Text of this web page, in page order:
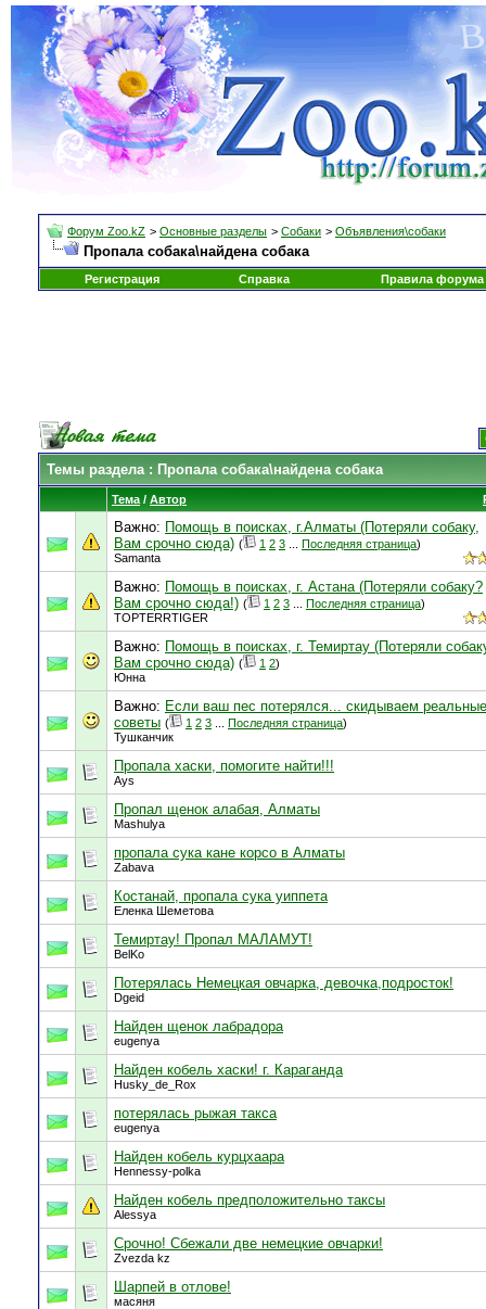
Форум Zoo.kZ > Основные разделы > Собаки > Объявления\собаки
Пропала собака\найдена собака
Регистрация Справка Правила форума
Темы раздела: Пропала собака\найдена собака
Тема / Автор
Важно: Помощь в поисках, г.Алматы (Потеряли собаку,
Вам срочно сюда) ( 1 2 3 Последняя страница)
Samanta
Важно: Помощь в поисках, г. Астана (Потеряли собаку?
Вам срочно сюда!) ( 1 2 3 Последняя страница)
TOPTERRTIGER
Важно: Помощь в поисках, г. Темиртау (Потеряли
Вам срочно сюда) ( 1 2)
Юнна
Важно: Если ваш пес потерялся... скидываем реальные
советы ( 1 2 3 Последняя страница)
Тушканчик
Пропала хаски, помогите найти!!!
Ays
Пропал щенок алабая, Алматы
Mashulya
пропала сука кане корсо в Алматы
Zabava
Костанай, пропала сука уиппета
Еленка Шеметова
Темиртау! Пропал МАЛАМУТ!
BelKo
Потерялась Немецкая овчарка, девочка,подросток!
Dgeid
Найден щенок лабрадора
eugenya
Найден кобель хаски! г. Караганда
Husky_de_Rox
потерялась рыжая такса
eugenya
Найден кобель курцхаара
Hennessy-polka
Найден кобель предположительно таксы
Alessya
Срочно! Сбежали две немецкие овчарки!
Zvezda kz
Шарпей в отлове!
масяня